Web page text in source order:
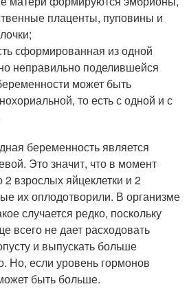
плаценты, пуповины и
сформированная из одной
неправильно поделившейся
может быть
то есть с одной и с
беременность является
Это значит, что в момент
взрослых яйцеклетки и 2
их оплодотворили. В организме
случается редко, поскольку
всего не дает расходовать
и выпускать больше
Но, если уровень гормонов
быть больше.